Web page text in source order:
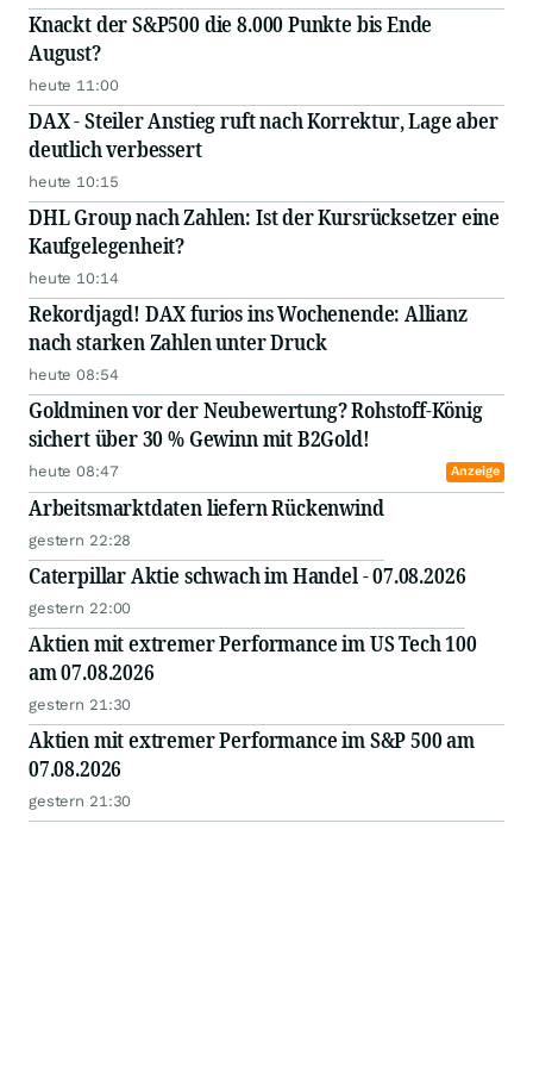
Knackt der S&P500 die 8.000 Punkte bis Ende
August?
heute 11:00
DAX - Steiler Anstieg ruft nach Korrektur, Lage aber
deutlich verbessert
heute 10:15
DHL Group nach Zahlen: Ist der Kursrücksetzer eine
Kaufgelegenheit?
heute 10:14
Rekordjagd! DAX furios ins Wochenende: Allianz
nach starken Zahlen unter Druck
heute 08:54
Goldminen vor der Neubewertung? Rohstoff-König
sichert über 30 % Gewinn mit B2Gold!
heute 08:47 Anzeige
Arbeitsmarktdaten liefern Rückenwind
gestern 22:28
Caterpillar Aktie schwach im Handel - 07.08.2026
gestern 22:00
Aktien mit extremer Performance im US Tech 100
am 07.08.2026
gestern 21:30
Aktien mit extremer Performance im S&P 500 am
07.08.2026
gestern 21:30